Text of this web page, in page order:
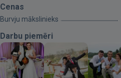
Cenas
Burvju mākslinieks
Darbu piemēri